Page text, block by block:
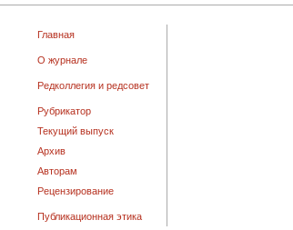
Главная
О журнале
Редколлегия и редсовет
Рубрикатор
Текущий выпуск
Архив
Авторам
Рецензирование
Публикационная этика